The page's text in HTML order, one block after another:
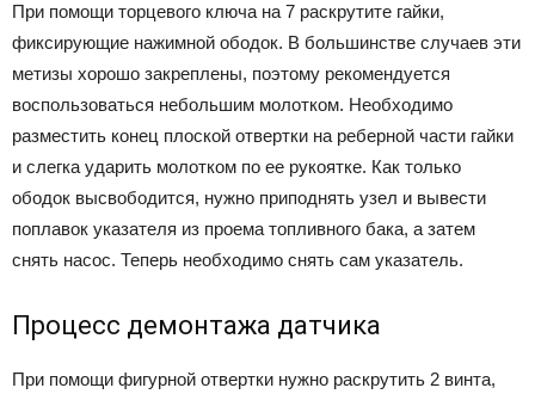
При помощи торцевого ключа на 7 раскрутите гайки,
фиксирующие нажимной ободок. В большинстве случаев эти
метизы хорошо закреплены, поэтому рекомендуется
воспользоваться небольшим молотком. Необходимо
разместить конец плоской отвертки на реберной части гайки
и слегка ударить молотком по ее рукоятке. Как только
ободок высвободится, нужно приподнять узел и вывести
поплавок указателя из проема топливного бака, а затем
снять насос. Теперь необходимо снять сам указатель.
Процесс демонтажа датчика
При помощи фигурной отвертки нужно раскрутить 2 винта,